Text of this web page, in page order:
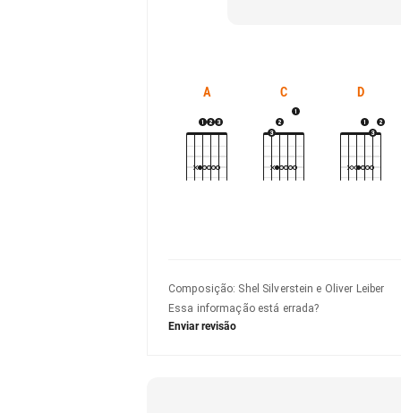
A C D
Composição: Shel Silverstein e Oliver Leiber
Essa informação está errada?
Enviar revisão